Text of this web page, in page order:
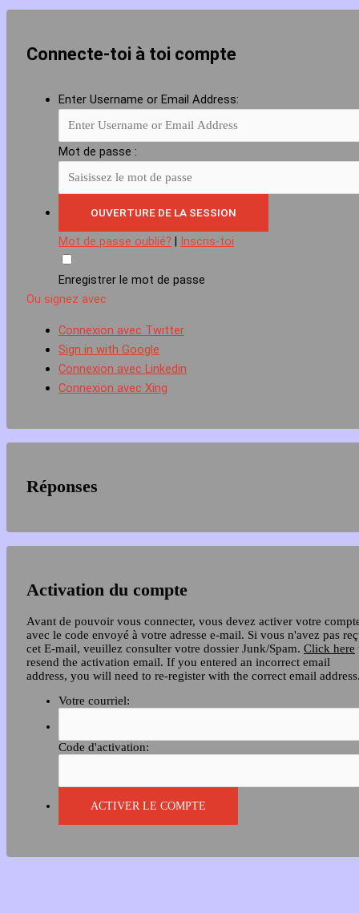
Connecte-toi à toi compte
Enter Username or Email Address:
Mot de passe :
Mot de passe oublié? | Inscris-toi
Enregistrer le mot de passe
Ou signez avec
Connexion avec Twitter
Sign in with Google
Connexion avec Linkedin
Connexion avec Xing
Réponses
Activation du compte
Avant de pouvoir vous connecter, vous devez activer votre
avec le code envoyé à votre adresse e-mail. Si vous n'avez pas
cet E-mail, veuillez consulter votre dossier Junk/Spam. Click here
resend the activation email. If you entered an incorrect email
address, you will need to re-register with the correct email
Votre courriel:
Code d'activation: